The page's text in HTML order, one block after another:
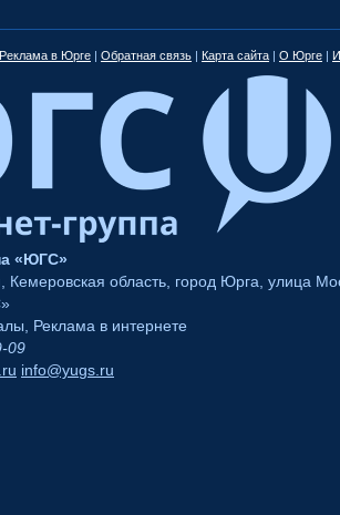
Реклама в Юрге | Обратная связь | Карта сайта | О Юрге |
«ЮГС»
, Кемеровская область, город Юрга, улица
, Реклама в интернете
09
info@yugs.ru